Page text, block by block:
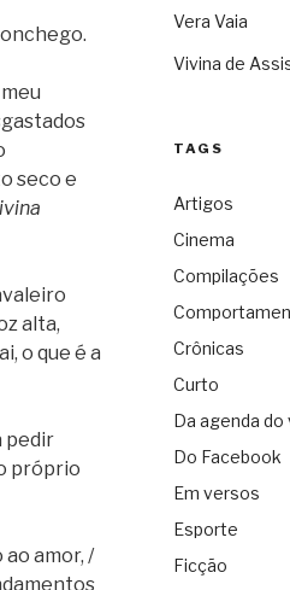
seco e
alta,
o que é a
pedir
próprio
ao amor, /
Vera Vaia
Vivina de
TAGS
Artigos
Cinema
Compilações
Crônicas
Curto
Da agenda do
Do Facebook
Em versos
Esporte
Ficção